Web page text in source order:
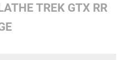
TREK GTX RR